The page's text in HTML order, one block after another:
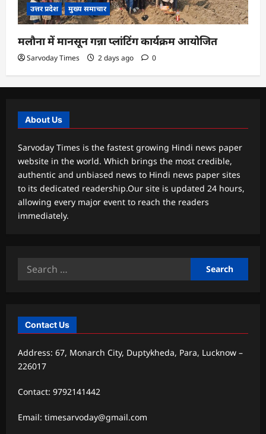
उत्तर प्रदेश मुख्य समाचार
मलौना में मानसून गन्ना प्लांटिंग कार्यक्रम आयोजित
Sarvoday Times 2 days ago 0
About Us
Sarvoday Times is the fastest growing Hindi news paper
website in the world. Which brings the most credible,
authentic and unbiased news to Hindi news paper sites
to its dedicated readership.Our site is updated 24 hours,
allowing every major event to reach the readers
immediately.
Search
Contact Us
Address: 67, Monarch City, Duptykheda, Para, Lucknow –
226017
Contact: 9792141442
Email: timesarvoday@gmail.com